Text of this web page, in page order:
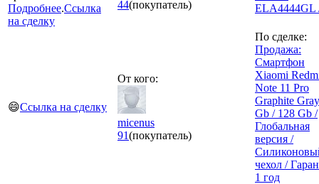
Подробнее.Ссылка
на сделку
44(покупатель)
ELA4444GL
😄Ссылка на сделку
От кого:
micenus
91(покупатель)
По сделке:
Продажа:
Смартфон
Xiaomi
Note 11 Pro
Graphite
Gb / 128 Gb /
Глобальная
версия /
чехол /
1 год